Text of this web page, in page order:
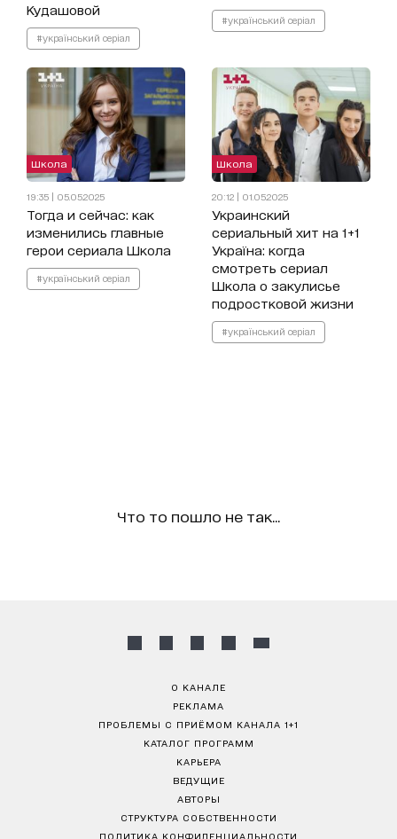
Кудашовой
#український серіал
#український серіал
Школа
19:35 | 05.05.2025
Тогда и сейчас: как
изменились главные
герои сериала Школа
#український серіал
Школа
20:12 | 01.05.2025
Украинский
сериальный хит на 1+1
Україна: когда
смотреть сериал
Школа о закулисье
подростковой жизни
#український серіал
Что то пошло не так...
О КАНАЛЕ
РЕКЛАМА
ПРОБЛЕМЫ С ПРИЁМОМ КАНАЛА 1+1
КАТАЛОГ ПРОГРАММ
КАРЬЕРА
ВЕДУЩИЕ
АВТОРЫ
СТРУКТУРА СОБСТВЕННОСТИ
ПОЛИТИКА КОНФИДЕНЦИАЛЬНОСТИ